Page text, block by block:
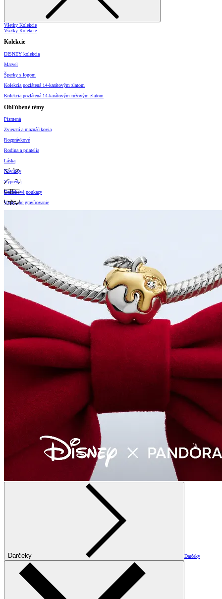
Všetky Kolekcie
Všetky Kolekcie
Kolekcie
DISNEY kolekcia
Marvel
Šperky s logom
Kolekcia pozlátená 14-karátovým zlatom
Kolekcia pozlátená 14-karátovým ružovým zlatom
Obľúbené témy
Písmená
Zvieratá a maznáčikovia
Rozprávkové
Rodina a priatelia
Láska
Novinky
Výpredaj
Darčekové poukazy
Vzory pre gravírovanie
Darčeky Darčeky